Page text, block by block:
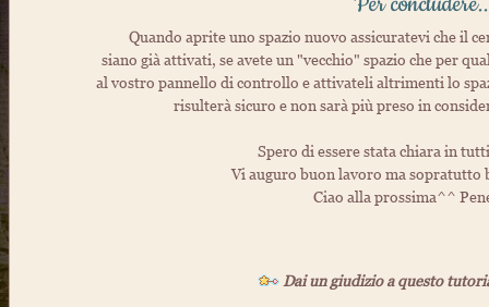
Quando aprite uno spazio nuovo assicuratevi che il
siano già attivati, se avete un "vecchio" spazio che per
al vostro pannello di controllo e attivateli altrimenti lo
risulterà sicuro e non sarà più preso in
Spero di essere stata chiara in
Vi auguro buon lavoro ma
Ciao alla prossima^^
Dai un giudizio a questo